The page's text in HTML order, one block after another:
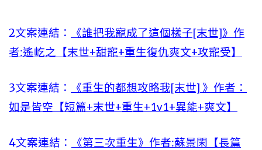
2文案連結：
《誰把我寵成了這個樣子[末世]》作
者:遙屹之【末世+甜寵+重生復仇爽文+攻寵受】
3文案連結：
《重生的都想攻略我[末世] 》作者：
如是皆空【短篇+末世+重生+1v1+異能+爽文】
4文案連結：
《第三次重生》作者:蘇景閑【長篇